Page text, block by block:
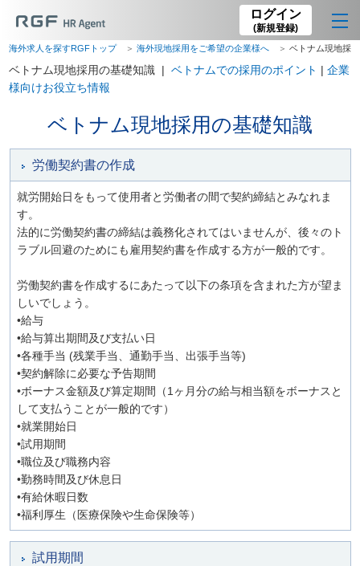
ログイン
(新規登録)
海外求人を探すRGFトップ 海外現地採用をご希望の企業様へ ベトナム現地採
ベトナム現地採用の基礎知識 | ベトナムでの採用のポイント |企業
様向けお役立ち情報
ベトナム現地採用の基礎知識
労働契約書の作成
就労開始日をもって使用者と労働者の間で契約締結とみなれま
す。
法的に労働契約書の締結は義務化されてはいませんが、後々のト
ラブル回避のためにも雇用契約書を作成する方が一般的です。
労働契約書を作成するにあたって以下の条項を含まれた方が望ま
しいでしょう。
•給与
•給与算出期間及び支払い日
•各種手当 (残業手当、通勤手当、出張手当等)
•契約解除に必要な予告期間
•ボーナス金額及び算定期間（1ヶ月分の給与相当額をボーナスと
して支払うことが一般的です）
•就業開始日
•試用期間
•職位及び職務内容
•勤務時間及び休息日
•有給休暇日数
•福利厚生（医療保険や生命保険等）
試用期間